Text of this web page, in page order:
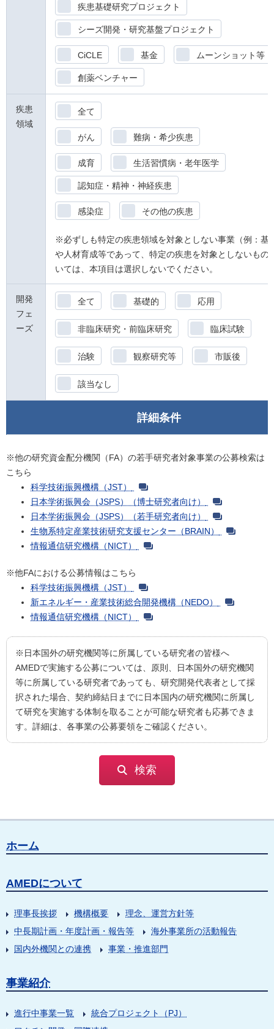
疾患基礎研究プロジェクト
シーズ開発・研究基盤プロジェクト
CiCLE 基金 ムーンショット等
創薬ベンチャー
疾患
領域
全て
がん 難病・希少疾患
成育 生活習慣病・老年医学
認知症・精神・神経疾患
感染症 その他の疾患
※必ずしも特定の疾患領域を対象としない事業（例：基
や人材育成等であって、特定の疾患を対象としないもの
いては、本項目は選択しないでください。
開発
フェ
ーズ
全て 基礎的 応用
非臨床研究・前臨床研究 臨床試験
治験 観察研究等 市販後
該当なし
詳細条件
※他の研究資金配分機関（FA）の若手研究者対象事業の公募検索は
こちら
科学技術振興機構（JST）
日本学術振興会（JSPS）（博士研究者向け）
日本学術振興会（JSPS）（若手研究者向け）
生物系特定産業技術研究支援センター（BRAIN）
情報通信研究機構（NICT）
※他FAにおける公募情報はこちら
科学技術振興機構（JST）
新エネルギー・産業技術総合開発機構（NEDO）
情報通信研究機構（NICT）
※日本国外の研究機関等に所属している研究者の皆様へ
AMEDで実施する公募については、原則、日本国外の研究機関
等に所属している研究者であっても、研究開発代表者として採
択された場合、契約締結日までに日本国内の研究機関に所属し
て研究を実施する体制を取ることが可能な研究者も応募できま
す。詳細は、各事業の公募要領をご確認ください。
検索
ホーム
AMEDについて
理事長挨拶 機構概要
理念、運営方針等
中長期計画・年度計画・報告等
海外事業所の活動報告
国内外機関との連携
事業・推進部門
事業紹介
進行中事業一覧
統合プロジェクト（PJ）